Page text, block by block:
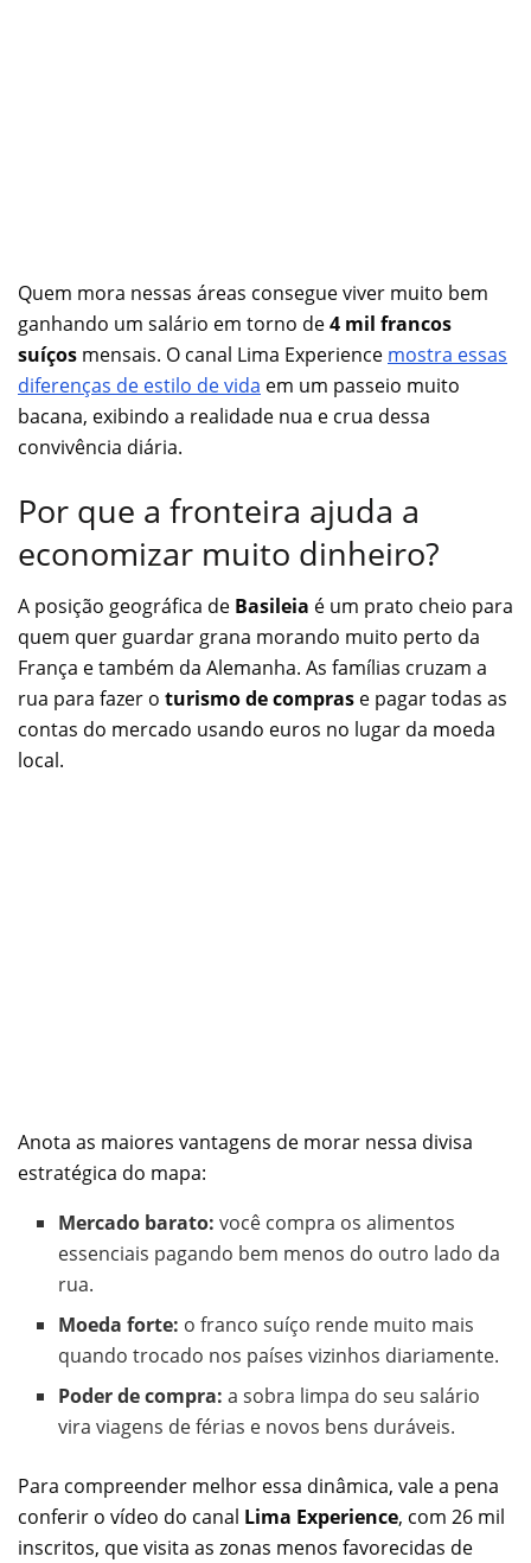
Quem mora nessas áreas consegue viver muito bem
ganhando um salário em torno de4 mil francos
suíços mensais. O canal Lima Experience mostra essas
diferenças de estilo de vida em um passeio muito
bacana, exibindo a realidade nua e crua dessa
convivência diária.
Por que a fronteira ajuda a
economizar muito dinheiro?
A posição geográfica de Basileia é um prato cheio para
quem quer guardar grana morando muito perto da
França e também da Alemanha. As famílias cruzam a
rua para fazer o turismo de compras e pagar todas as
contas do mercado usando euros no lugar da moeda
local.
Anota as maiores vantagens de morar nessa divisa
estratégica do mapa:
Mercado barato: você compra os alimentos
essenciais pagando bem menos do outro lado da
rua.
Moeda forte: o franco suíço rende muito mais
quando trocado nos países vizinhos diariamente.
Poder de compra: a sobra limpa do seu salário
vira viagens de férias e novos bens duráveis.
Para compreender melhor essa dinâmica, vale a pena
conferir o vídeo do canal Lima Experience, com 26 mil
inscritos, que visita as zonas menos favorecidas de